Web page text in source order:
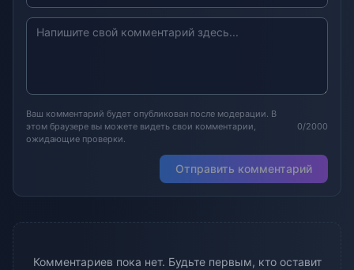
Ваш комментарий будет опубликован после модерации. В
этом браузере вы можете видеть свои комментарии,
ожидающие проверки.
0/2000
Отправить комментарий
Комментариев пока нет. Будьте первым, кто оставит